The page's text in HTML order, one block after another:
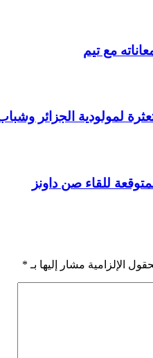
مع تيم
لمولودية الجزائر
للقاء صن داونز
الإلزامية مشار إليها بـ *